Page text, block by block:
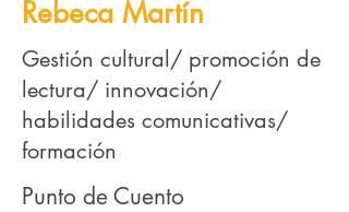
Rebeca Martín
Gestión cultural/ promoción de
lectura/ innovación/
habilidades comunicativas/
formación
Punto de Cuento